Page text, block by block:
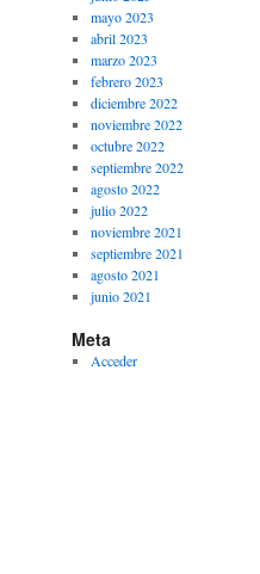
mayo 2023
abril 2023
marzo 2023
febrero 2023
diciembre 2022
noviembre 2022
octubre 2022
septiembre 2022
agosto 2022
julio 2022
noviembre 2021
septiembre 2021
agosto 2021
junio 2021
Meta
Acceder